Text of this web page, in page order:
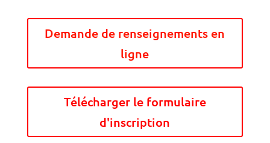
Demande de renseignements en
ligne
Télécharger le formulaire
d'inscription